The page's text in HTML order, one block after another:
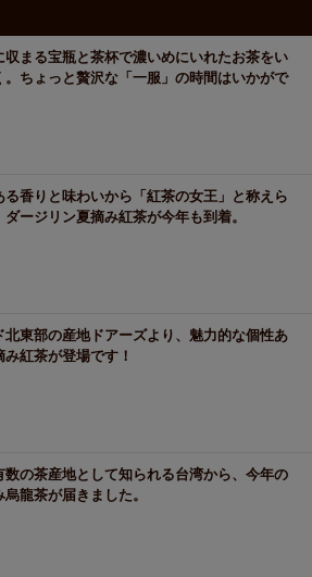
収まる宝瓶と茶杯で濃いめにいれたお茶をい
。ちょっと贅沢な「一服」の時間はいかがで
る香りと味わいから「紅茶の女王」と称えら
ダージリン夏摘み紅茶が今年も到着。
北東部の産地ドアーズより、魅力的な個性あ
み紅茶が登場です！
数の茶産地として知られる台湾から、今年の
烏龍茶が届きました。